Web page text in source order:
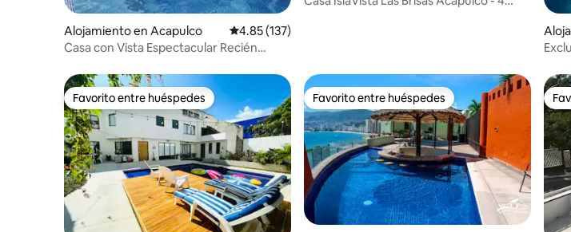
Alojamiento en Acapulco Calificación promedio: 4.85 de 5, 137 reseñas
4.85 (137)
Casa con Vista Espectacular Recién
Favorito entre huéspedes
Favorito entre huéspedes Favorito entre huéspedes
Favorito entre huéspedes